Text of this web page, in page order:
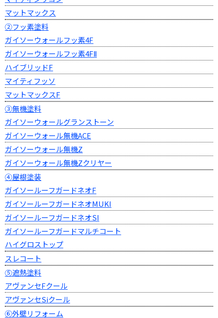
マットマックス
②フッ素塗料
ガイソーウォールフッ素4F
ガイソーウォールフッ素4FⅡ
ハイブリッドF
マイティフッソ
マットマックスF
③無機塗料
ガイソーウォールグランストーン
ガイソーウォール無機ACE
ガイソーウォール無機Z
ガイソーウォール無機Zクリヤー
④屋根塗装
ガイソールーフガードネオF
ガイソールーフガードネオMUKI
ガイソールーフガードネオSI
ガイソールーフガードマルチコート
ハイグロストップ
スレコート
⑤遮熱塗料
アヴァンセFクール
アヴァンセSiクール
⑥外壁リフォーム